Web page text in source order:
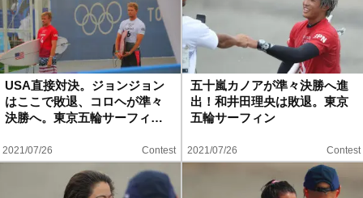
USA直接対決。ジョンジョン
はここで敗退、コロヘが準々
決勝へ。東京五輪サーフィ…
2021/07/26 Contest
五十嵐カノアが準々決勝へ進
出！和井田理央は敗退。東京
五輪サーフィン
2021/07/26 Contest